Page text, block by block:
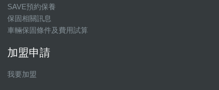
SAVE預約保養
保固相關訊息
車輛保固條件及費用試算
加盟申請
我要加盟